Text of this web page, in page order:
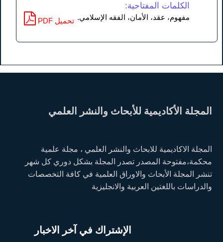
الكلمات المفتاحية:
مفهوم، عقد، الأمان، الفقه الإسلامي. PDF تحميل
المجلة الأكاديمية للأبحاث والنشر العلمي
المجلة الاكاديمية للابحاث والنشر العلمي ، مجلة علمية
محكمة،مفتوحة المصدر تصدر المجلة بشكل دوري كل شهر
تنشر المجلة الأبحاث والاوراق العلمية في كافة التخصصات
والدراسات باللغتين العربية والانجليزية
الإشتراك في آخر الاخبار